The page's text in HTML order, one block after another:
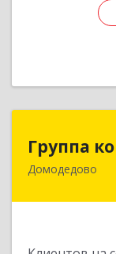
Группа
Домодедово